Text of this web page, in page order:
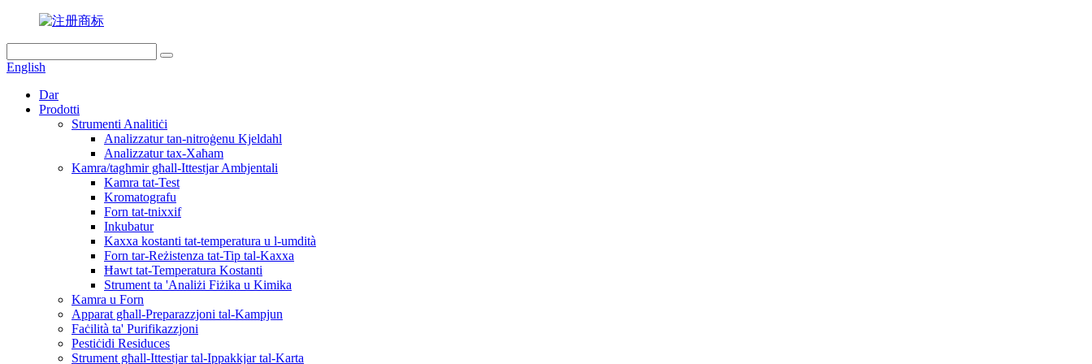
English
Dar
Prodotti
Strumenti Analitiċi
Analizzatur tan-nitroġenu Kjeldahl
Analizzatur tax-Xaħam
Kamra/tagħmir għall-Ittestjar Ambjentali
Kamra tat-Test
Kromatografu
Forn tat-tnixxif
Inkubatur
Kaxxa kostanti tat-temperatura u l-umdità
Forn tar-Reżistenza tat-Tip tal-Kaxxa
Ħawt tat-Temperatura Kostanti
Strument ta 'Analiżi Fiżika u Kimika
Kamra u Forn
Apparat għall-Preparazzjoni tal-Kampjun
Faċilità ta' Purifikazzjoni
Pestiċidi Residuces
Strument għall-Ittestjar tal-Ippakkjar tal-Karta